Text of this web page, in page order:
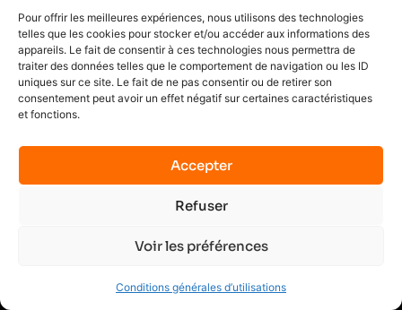
Pour offrir les meilleures expériences, nous utilisons des technologies
telles que les cookies pour stocker et/ou accéder aux informations des
appareils. Le fait de consentir à ces technologies nous permettra de
traiter des données telles que le comportement de navigation ou les ID
uniques sur ce site. Le fait de ne pas consentir ou de retirer son
consentement peut avoir un effet négatif sur certaines caractéristiques
et fonctions.
Accepter
Refuser
Voir les préférences
Conditions générales d’utilisations